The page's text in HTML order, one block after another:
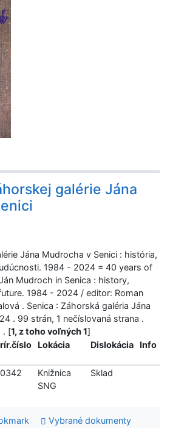
galérie Jána
Jána Mudrocha v Senici : história,
1984 - 2024 = 40 years of
Mudroch in Senica : history,
1984 - 2024 / editor: Roman
. Senica : Záhorská galéria Jána
. 99 strán, 1 nečíslovaná strana .
. [1, z toho voľných 1]
Lokácia Dislokácia Info
Knižnica
SNG
Sklad
Vybrané dokumenty